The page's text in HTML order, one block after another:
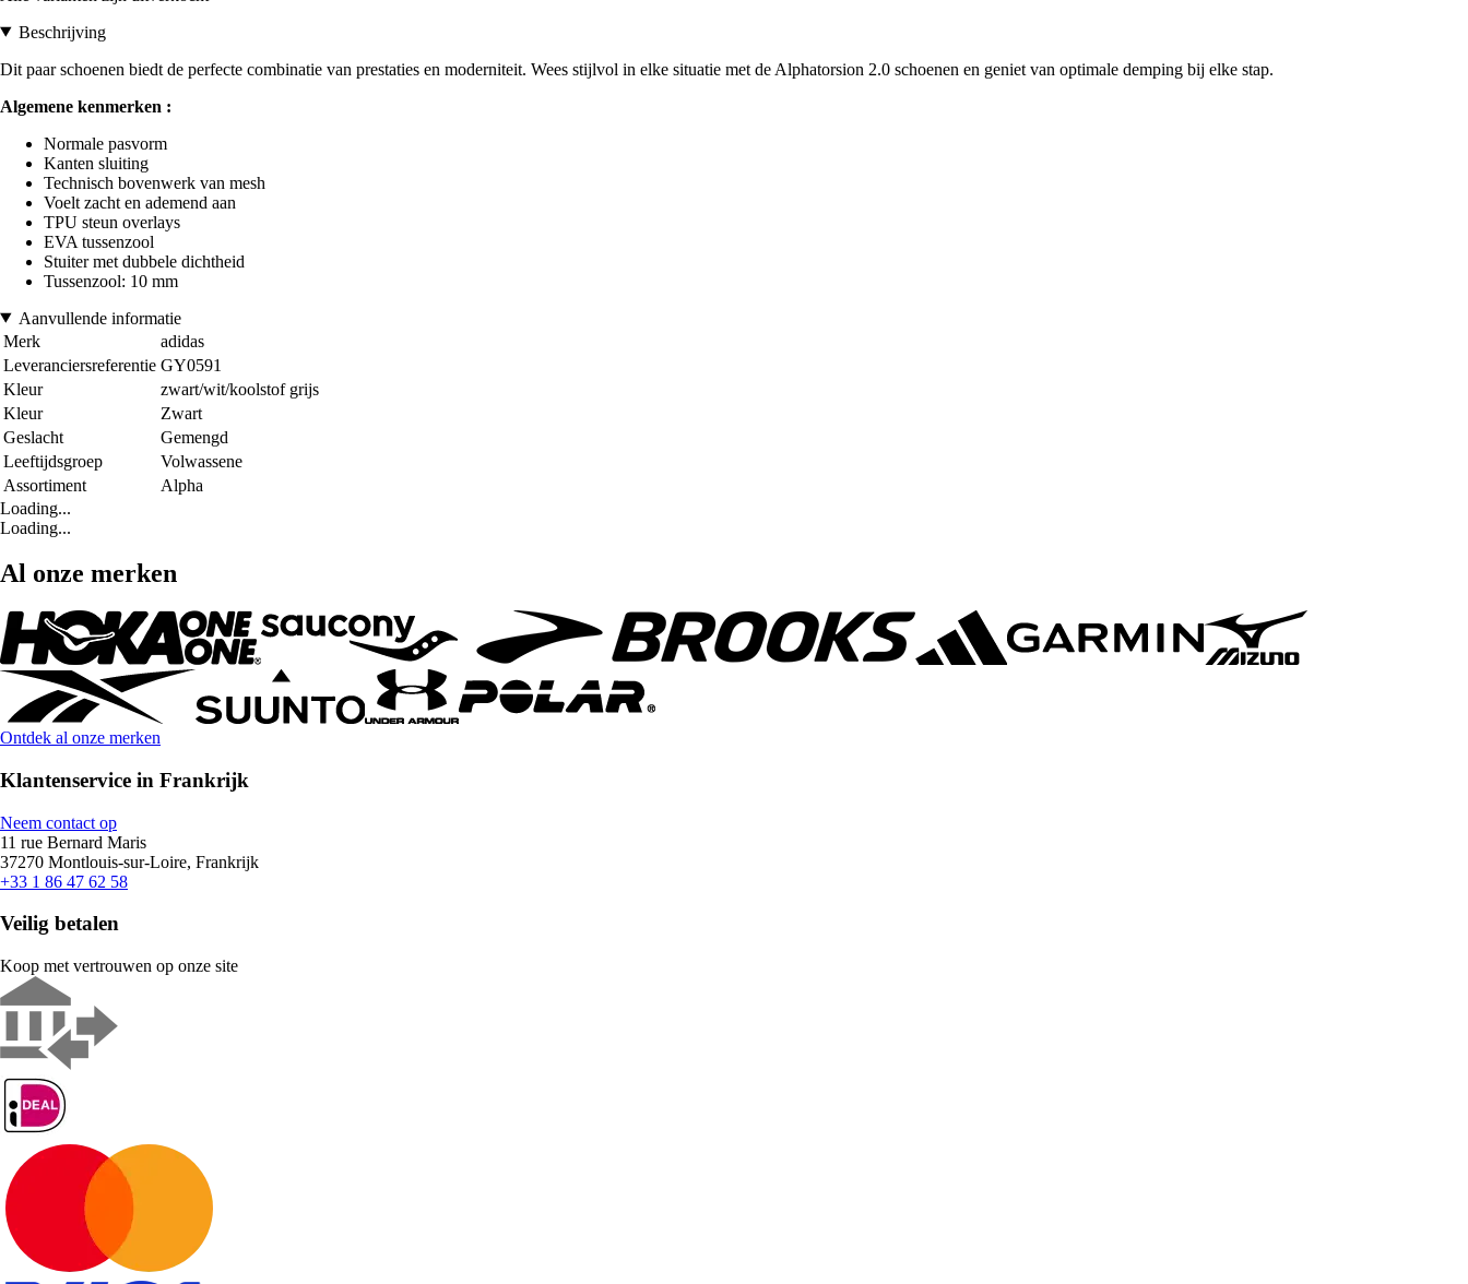
Beschrijving
Dit paar schoenen biedt de perfecte combinatie van prestaties en moderniteit. Wees stijlvol in elke situatie met de Alphatorsion 2.0 schoenen en geniet van optimale demping bij elke stap.
Algemene kenmerken :
Normale pasvorm
Kanten sluiting
Technisch bovenwerk van mesh
Voelt zacht en ademend aan
TPU steun overlays
EVA tussenzool
Stuiter met dubbele dichtheid
Tussenzool: 10 mm
Aanvullende informatie
Merk
adidas
Leveranciersreferentie GY0591
Kleur
zwart/wit/koolstof grijs
Kleur
Zwart
Geslacht
Gemengd
Leeftijdsgroep
Volwassene
Assortiment
Alpha
Loading...
Loading...
Al onze merken
Ontdek al onze merken
Klantenservice in Frankrijk
Neem contact op
11 rue Bernard Maris
37270 Montlouis-sur-Loire, Frankrijk
+33 1 86 47 62 58
Veilig betalen
Koop met vertrouwen op onze site